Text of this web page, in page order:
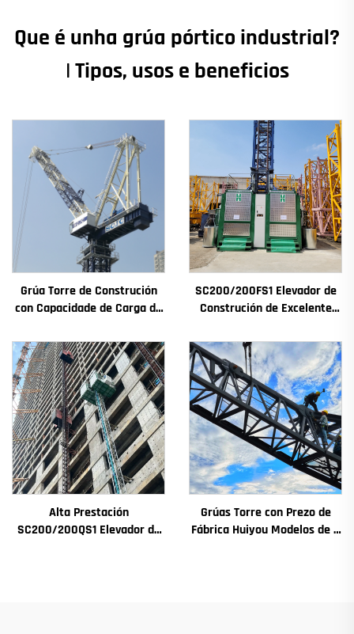
Que é unha grúa pórtico industrial?
| Tipos, usos e beneficios
Grúa Torre de Construción
con Capacidade de Carga de
Cambios Motor de
Engranaxes Coxinetes
Principais
SC200/200FS1 Elevador de
Construción de Excelente
de Edificios e Pozo de
Ascensor para Alxeria
Alta Prestación
SC200/200QS1 Elevador de
Grúas Torre con Prezo de
Fábrica Huiyou Modelos de 4